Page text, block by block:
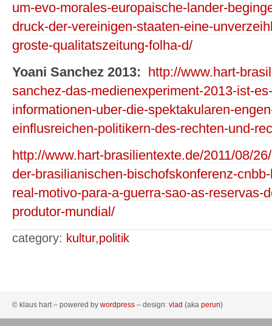
um-evo-morales-europaische-lander-
druck-der-vereinigen-staaten-eine-
groste-qualitatszeitung-folha-d/
Yoani Sanchez 2013:
http://www.hart-
sanchez-das-medienexperiment-2013-ist-
informationen-uber-die-spektakularen-
einflusreichen-politikern-des-rechten-und-
http://www.hart-brasilientexte.de/2011/08/
der-brasilianischen-bischofskonferenz-
real-motivo-para-a-guerra-sao-as-reservas-
produtor-mundial/
category: kultur,politik
© klaus hart – powered by wordpress – design: vlad (aka perun)